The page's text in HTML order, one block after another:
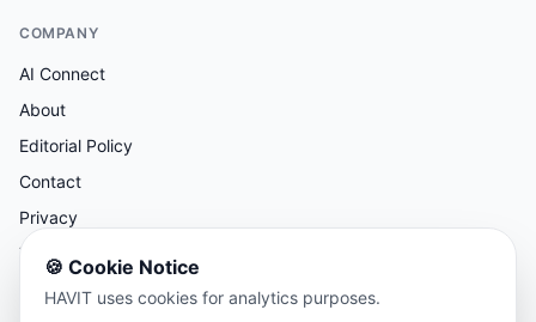
COMPANY
AI Connect
About
Editorial Policy
Contact
Privacy
Terms
🍪 Cookie Notice
HAVIT uses cookies for analytics purposes.